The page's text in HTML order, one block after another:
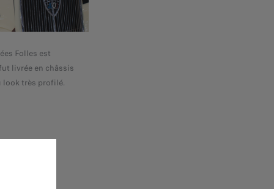
Folles est
livrée en châssis
look très profilé.